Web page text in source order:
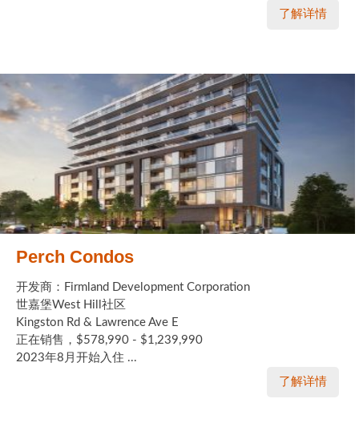
了解详情
Perch Condos
开发商：Firmland Development Corporation
世嘉堡West Hill社区
Kingston Rd & Lawrence Ave E
正在销售，$578,990 - $1,239,990
2023年8月开始入住 ...
了解详情